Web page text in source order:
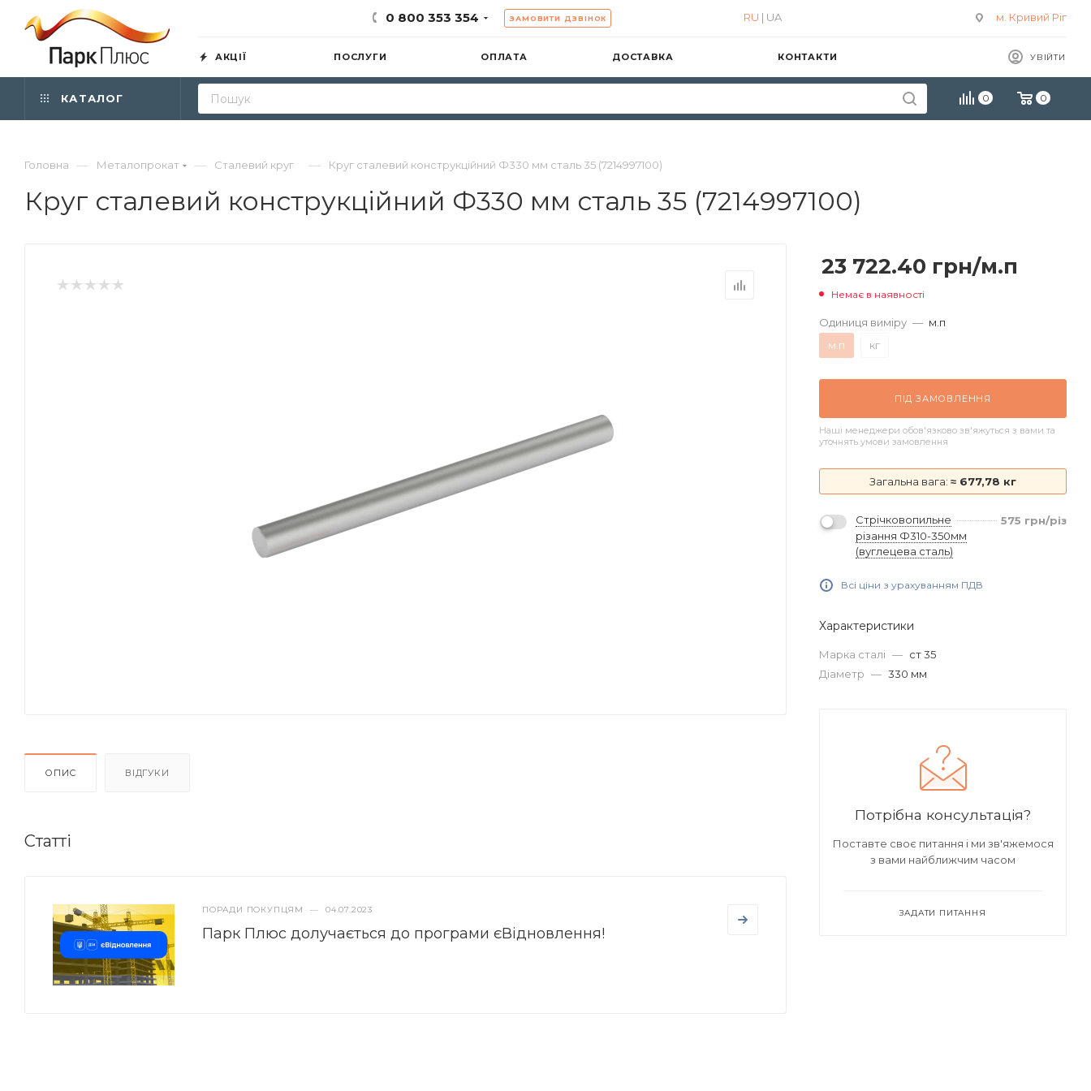
0 800 353 354 ЗАМОВИТИ ДЗВІНОК м. Кривий Ріг
RU | UA
УВІЙТИ
АКЦІЇ ПОСЛУГИ ОПЛАТА ДОСТАВКА КОНТАКТИ
0 0
КАТАЛОГ
Головна — Металопрокат — Сталевий круг — Круг сталевий конструкційний Ф330 мм сталь 35 (7214997100)
Круг сталевий конструкційний Ф330 мм сталь 35 (7214997100)
ОПИС ВІДГУКИ
Статті
ПОРАДИ ПОКУПЦЯМ — 04.07.2023
Парк Плюс долучається до програми єВідновлення!
23 722.40 грн/м.п
Немає в наявності
Одиниця виміру — м.п
м.п
кг
ПІД ЗАМОВЛЕННЯ
Наші менеджери обов'язково зв'яжуться з вами та
уточнять умови замовлення
Загальна вага: ≈ 677,78 кг
Стрічковопильне
різання Ф310-350мм
(вуглецева сталь)
575 грн/різ
Всі ціни з урахуванням ПДВ
Характеристики
Марка сталі — ст 35
Діаметр — 330 мм
Потрібна консультація?
Поставте своє питання і ми зв'яжемося
з вами найближчим часом
ЗАДАТИ ПИТАННЯ